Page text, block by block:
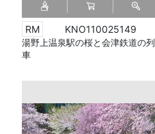
KNO110025149
湯野上温泉駅の桜と会津鉄道の列
車